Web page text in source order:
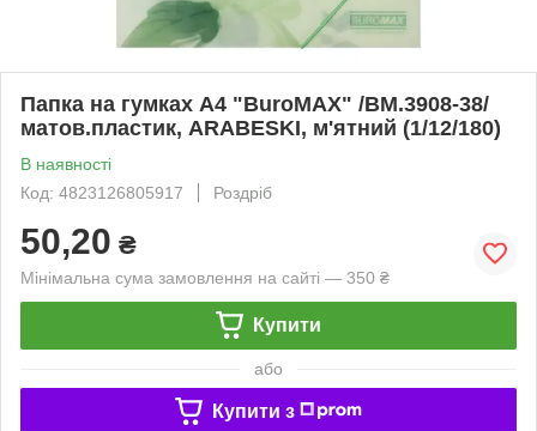
Папка на гумках А4 "BuroMAX" /BM.3908-38/
матов.пластик, ARABESKI, м'ятний (1/12/180)
В наявності
Код: 4823126805917
Роздріб
50,20 ₴
Мінімальна сума замовлення на сайті — 350 ₴
Купити
або
Купити з